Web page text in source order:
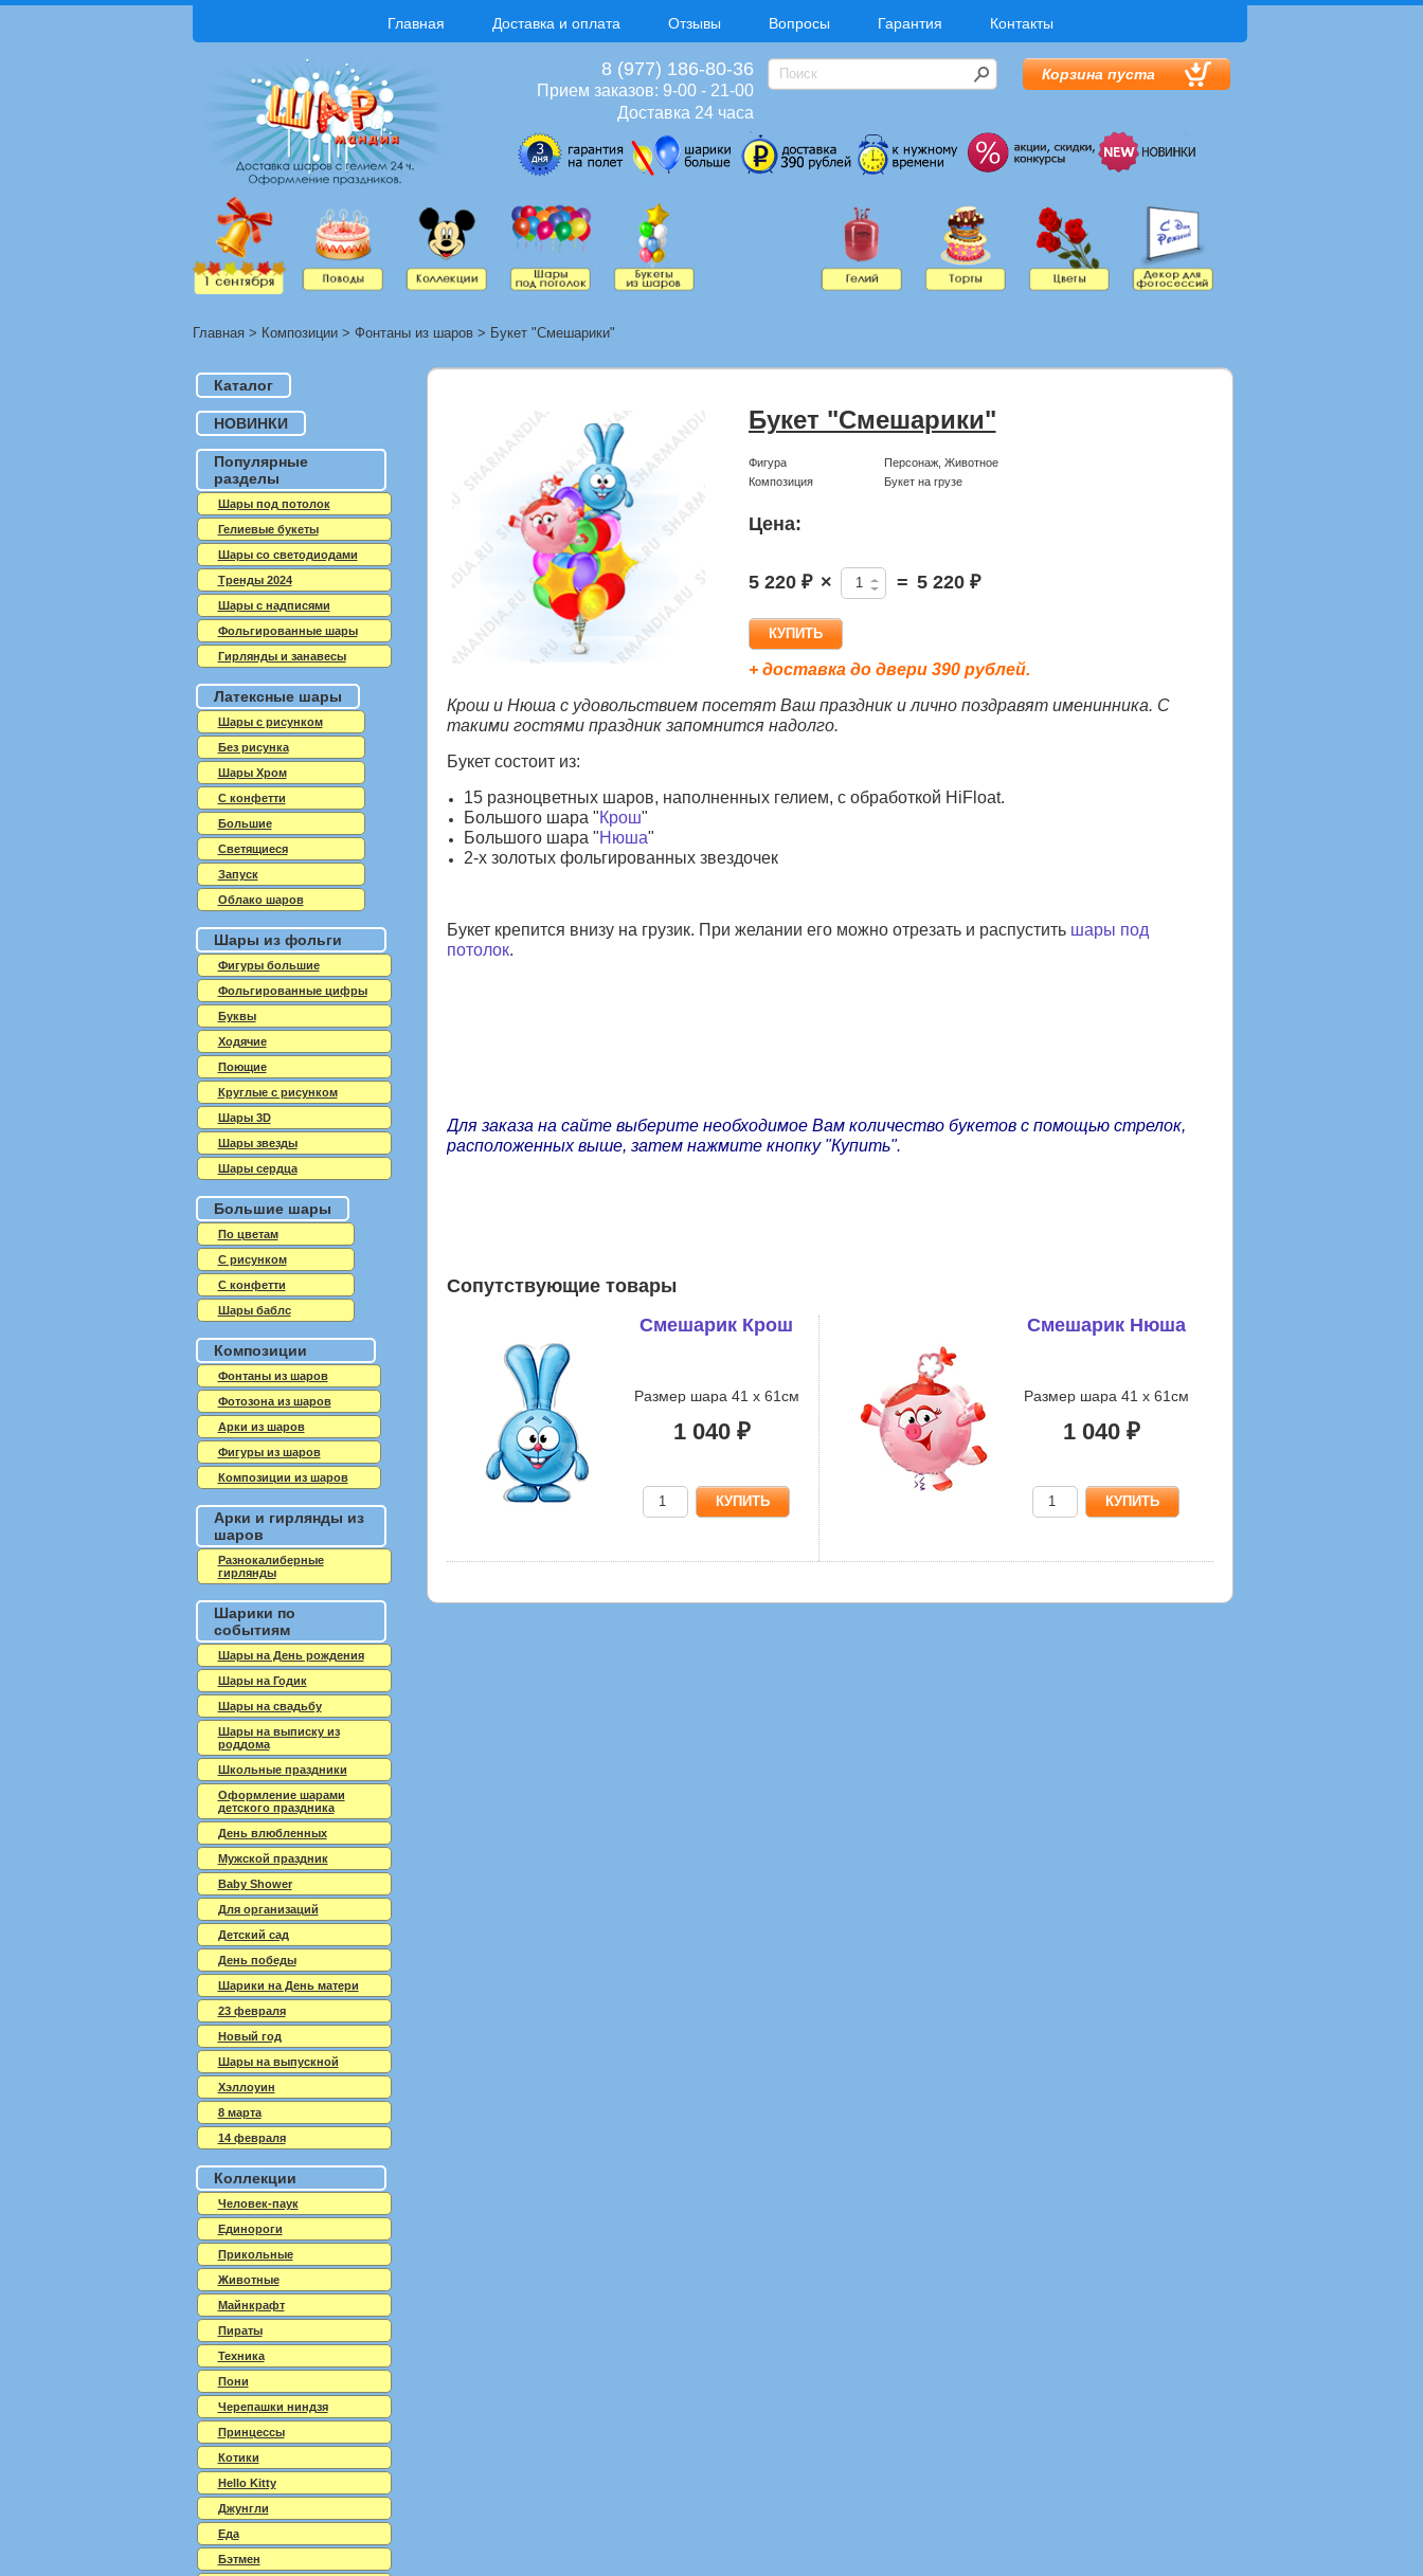
Главная Доставка и оплата Отзывы Вопросы Гарантия Контакты
8 (977) 186-80-36
Прием заказов: 9-00 - 21-00
Доставка 24 часа
Корзина пуста
Главная > Композиции > Фонтаны из шаров > Букет "Смешарики"
Букет "Смешарики"
Фигура
Персонаж, Животное
Композиция
Букет на грузе
Цена:
5 220 ₽ × = 5 220 ₽
+ доставка до двери 390 рублей.
Крош и Нюша с удовольствием посетят Ваш праздник и лично поздравят именинника. С
такими гостями праздник запомнится надолго.
Букет состоит из:
15 разноцветных шаров, наполненных гелием, с обработкой HiFloat.
Большого шара "Крош"
Большого шара "Нюша"
2-х золотых фольгированных звездочек
Букет крепится внизу на грузик. При желании его можно отрезать и распустить шары под
потолок.
Для заказа на сайте выберите необходимое Вам количество букетов с помощью стрелок,
расположенных выше, затем нажмите кнопку "Купить".
Сопутствующие товары
Смешарик Крош
Размер шара 41 х 61см
1 040 ₽
Смешарик Нюша
Размер шара 41 х 61см
1 040 ₽
Каталог
НОВИНКИ
Популярные
разделы
Шары под потолок
Гелиевые букеты
Шары со светодиодами
Тренды 2024
Шары с надписями
Фольгированные шары
Гирлянды и занавесы
Латексные шары
Шары с рисунком
Без рисунка
Шары Хром
C конфетти
Большие
Светящиеся
Запуск
Облако шаров
Шары из фольги
Фигуры большие
Фольгированные цифры
Буквы
Ходячие
Поющие
Круглые с рисунком
Шары 3D
Шары звезды
Шары сердца
Большие шары
По цветам
С рисунком
С конфетти
Шары баблс
Композиции
Фонтаны из шаров
Фотозона из шаров
Арки из шаров
Фигуры из шаров
Композиции из шаров
Арки и гирлянды из
шаров
Разнокалиберные
гирлянды
Шарики по
событиям
Шары на День рождения
Шары на Годик
Шары на свадьбу
Шары на выписку из
роддома
Школьные праздники
Оформление шарами
детского праздника
День влюбленных
Мужской праздник
Baby Shower
Для организаций
Детский сад
День победы
Шарики на День матери
23 февраля
Новый год
Шары на выпускной
Хэллоуин
8 марта
14 февраля
Коллекции
Человек-паук
Единороги
Прикольные
Животные
Майнкрафт
Пираты
Техника
Пони
Черепашки ниндзя
Принцессы
Котики
Hello Kitty
Джунгли
Еда
Бэтмен